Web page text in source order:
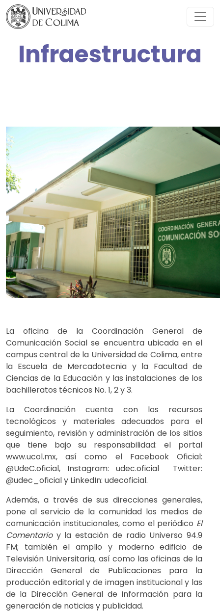
Infraestructura
La oficina de la Coordinación General de
Comunicación Social se encuentra ubicada en el
campus central de la Universidad de Colima, entre
la Escuela de Mercadotecnia y la Facultad de
Ciencias de la Educación y las instalaciones de los
bachilleratos técnicos No. 1, 2 y 3.
La Coordinación cuenta con los recursos
tecnológicos y materiales adecuados para el
seguimiento, revisión y administración de los sitios
que tiene bajo su responsabilidad: el portal
www.ucol.mx, así como el Facebook Oficial:
@UdeC.oficial, Instagram: udec.oficial Twitter:
@udec_oficial y LinkedIn: udecoficial.
Además, a través de sus direcciones generales,
pone al servicio de la comunidad los medios de
comunicación institucionales, como el periódico El
Comentarioy la estación de radio Universo 94.9
FM; también el amplio y moderno edificio de
Televisión Universitaria, así como las oficinas de la
Dirección General de Publicaciones para la
producción editorial y de imagen institucional y las
de la Dirección General de Información para la
generación de noticias y publicidad.